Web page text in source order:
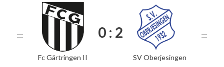
Fc Gärtringen II
0 : 2
SV Oberjesingen